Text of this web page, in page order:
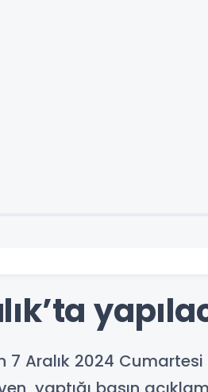
7 Aralık 2024